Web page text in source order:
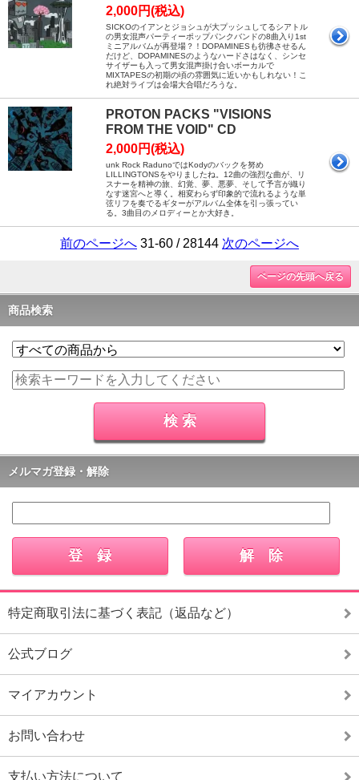
2,000円(税込)
SICKOのイアンとジョシュが大プッシュしてるシアトル
の男女混声パーティーポップパンクバンドの8曲入り1st
ミニアルバムが再登場？！DOPAMINESも彷彿させるん
だけど、DOPAMINESのようなハードさはなく、シンセ
サイザーも入って男女混声掛け合いボーカルで
MIXTAPESの初期の頃の雰囲気に近いかもしれない！こ
れ絶対ライブは会場大合唱だろうな。
PROTON PACKS "VISIONS
FROM THE VOID" CD
2,000円(税込)
unk Rock RadunoではKodyのバックを努め
LILLINGTONSをやりましたね。12曲の強烈な曲が、リ
スナーを精神の旅、幻覚、夢、悪夢、そして予言が織り
なす迷宮へと導く。相変わらず印象的で流れるような単
弦リフを奏でるギターがアルバム全体を引っ張ってい
る。3曲目のメロディーとか大好き。
前のページへ 31-60 / 28144 次のページへ
ページの先頭へ戻る
商品検索
メルマガ登録・解除
特定商取引法に基づく表記（返品など）
公式ブログ
マイアカウント
お問い合わせ
支払い方法について